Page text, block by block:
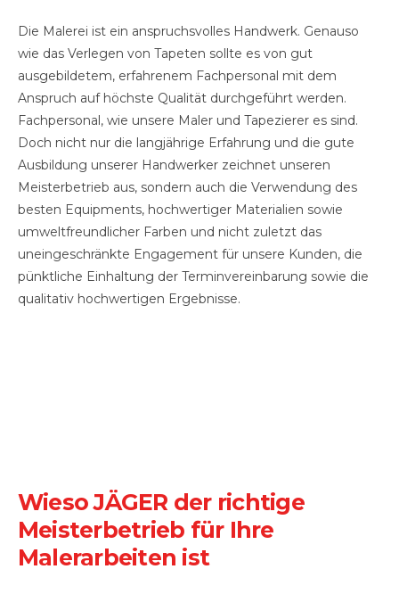
Die Malerei ist ein anspruchsvolles Handwerk. Genauso
wie das Verlegen von Tapeten sollte es von gut
ausgebildetem, erfahrenem Fachpersonal mit dem
Anspruch auf höchste Qualität durchgeführt werden.
Fachpersonal, wie unsere Maler und Tapezierer es sind.
Doch nicht nur die langjährige Erfahrung und die gute
Ausbildung unserer Handwerker zeichnet unseren
Meisterbetrieb aus, sondern auch die Verwendung des
besten Equipments, hochwertiger Materialien sowie
umweltfreundlicher Farben und nicht zuletzt das
uneingeschränkte Engagement für unsere Kunden, die
pünktliche Einhaltung der Terminvereinbarung sowie die
qualitativ hochwertigen Ergebnisse.
Wieso JÄGER der richtige
Meisterbetrieb für Ihre
Malerarbeiten ist